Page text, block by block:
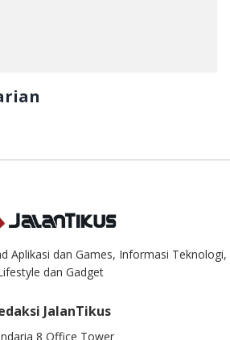
Aplikasi dan Games, Informasi Teknologi,
dan Gadget
JalanTikus
8 Office Tower